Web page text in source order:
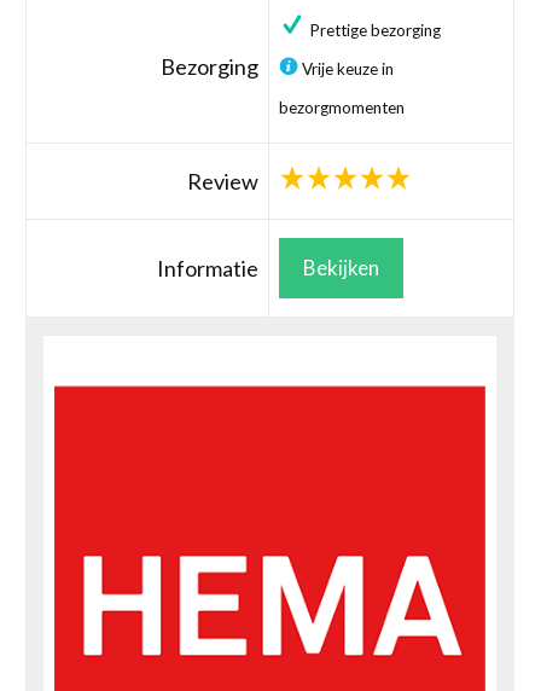
Bezorging
Prettige bezorging
Vrije keuze in
bezorgmomenten
Review
Informatie Bekijken